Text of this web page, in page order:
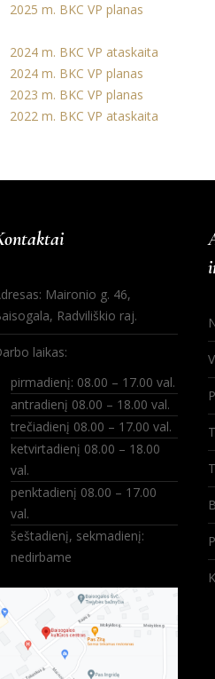
2025 m. BKC VP planas
2024 m. BKC VP ataskaita
2024 m. BKC VP planas
2023 m. BKC VP planas
2022 m. BKC VP ataskaita
Maironio g. 46,
Radviliškio raj.
laikas:
pirmadienį: 08.00 – 17.00 val.
antradienį 08.00 – 18.00 val.
trečiadienį 08.00 – 17.00 val.
ketvirtadienį 08.00 – 18.00
val.
penktadienį 08.00 – 17.00
val.
šeštadienį, sekmadienį:
nedirbame